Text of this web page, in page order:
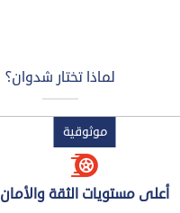
لماذا تختار شدوان؟
أعلى مستويات الثقة والأمان
موثوقية